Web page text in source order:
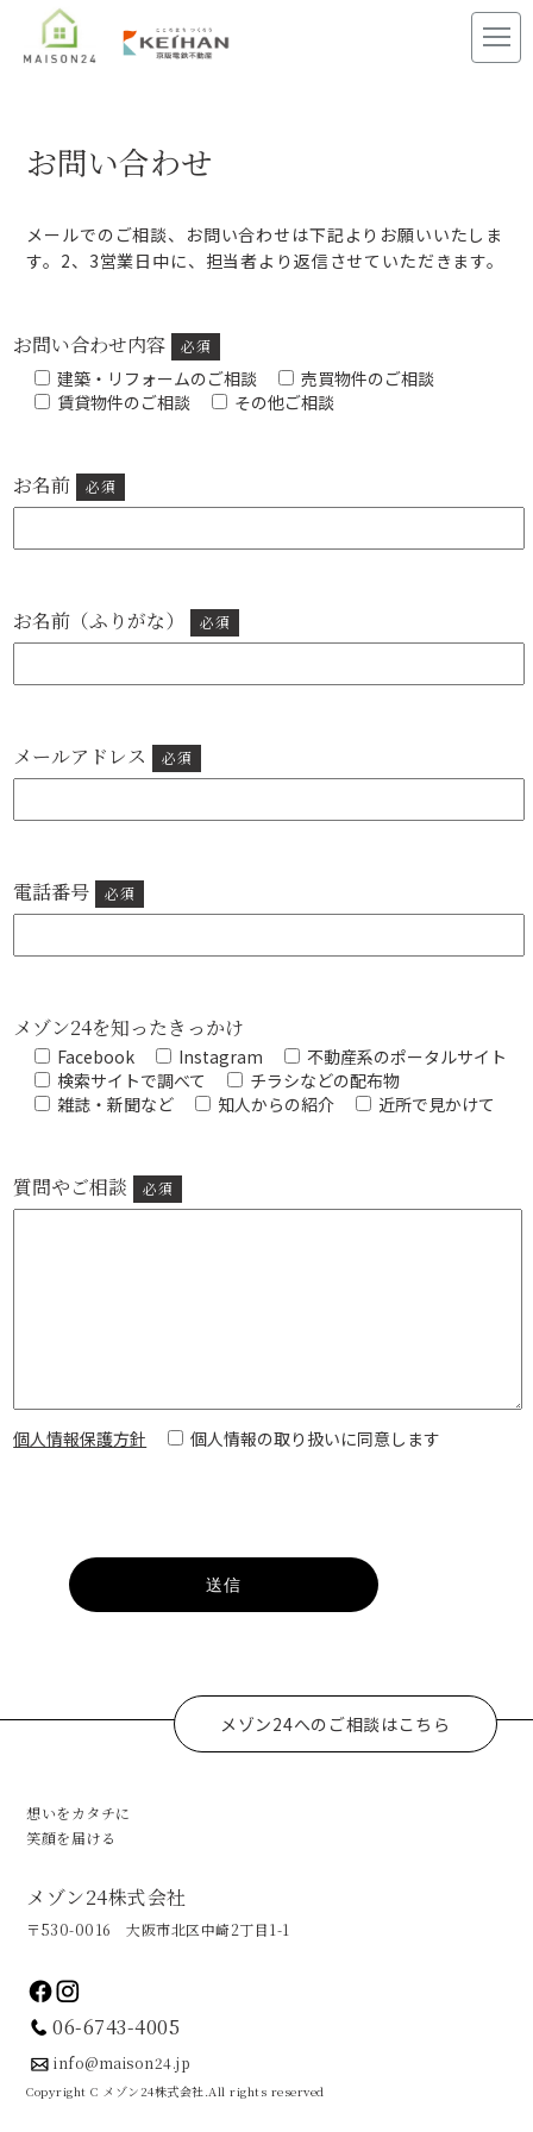
お問い合わせ
メールでのご相談、お問い合わせは下記よりお願いいたしま
す。2、3営業日中に、担当者より返信させていただきます。
お問い合わせ内容 必須
建築・リフォームのご相談
売買物件のご相談
賃貸物件のご相談
その他ご相談
お名前 必須
お名前（ふりがな） 必須
メールアドレス 必須
電話番号 必須
メゾン24を知ったきっかけ
Facebook Instagram
不動産系のポータルサイト
検索サイトで調べて
チラシなどの配布物
雑誌・新聞など
知人からの紹介 近所で見かけて
質問やご相談 必須
個人情報保護方針 個人情報の取り扱いに同意します
メゾン24へのご相談はこちら
想いをカタチに
笑顔を届ける
メゾン24株式会社
〒530-0016 大阪市北区中崎2丁目1-1
06-6743-4005
info@maison24.jp
Copyright C メゾン24株式会社.All rights reserved